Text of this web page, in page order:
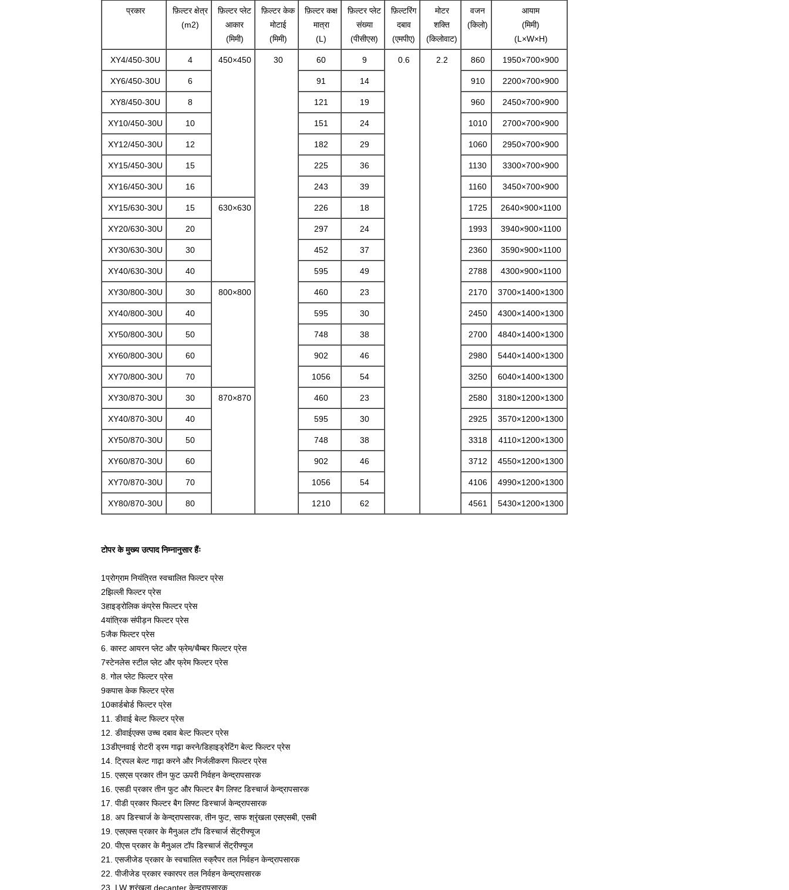
प्रकार
फ़िल्टर क्षेत्र
(m2)
फ़िल्टर प्लेट
आकार
(मिमी)
फ़िल्टर केक
मोटाई
(मिमी)
फ़िल्टर कक्ष
मात्रा
(L)
फ़िल्टर प्लेट
संख्या
(पीसीएस)
फ़िल्टरिंग
दबाव
(एमपीए)
मोटर
शक्ति
(किलोवाट)
वजन
(किलो)
आयाम
(मिमी)
(L×W×H)
XY4/450-30U 4 450×450 30 60 9 0.6 2.2 860 1950×700×900
XY6/450-30U 6 91 14 910 2200×700×900
XY8/450-30U 8 121 19 960 2450×700×900
XY10/450-30U 10 151 24 1010 2700×700×900
XY12/450-30U 12 182 29 1060 2950×700×900
XY15/450-30U 15 225 36 1130 3300×700×900
XY16/450-30U 16 243 39 1160 3450×700×900
XY15/630-30U 15 630×630 226 18 1725 2640×900×1100
XY20/630-30U 20 297 24 1993 3940×900×1100
XY30/630-30U 30 452 37 2360 3590×900×1100
XY40/630-30U 40 595 49 2788 4300×900×1100
XY30/800-30U 30 800×800 460 23 2170 3700×1400×1300
XY40/800-30U 40 595 30 2450 4300×1400×1300
XY50/800-30U 50 748 38 2700 4840×1400×1300
XY60/800-30U 60 902 46 2980 5440×1400×1300
XY70/800-30U 70 1056 54 3250 6040×1400×1300
XY30/870-30U 30 870×870 460 23 2580 3180×1200×1300
XY40/870-30U 40 595 30 2925 3570×1200×1300
XY50/870-30U 50 748 38 3318 4110×1200×1300
XY60/870-30U 60 902 46 3712 4550×1200×1300
XY70/870-30U 70 1056 54 4106 4990×1200×1300
XY80/870-30U 80 1210 62 4561 5430×1200×1300
टोपर के मुख्य उत्पाद निम्नानुसार हैंः
1प्रोग्राम नियंत्रित स्वचालित फिल्टर प्रेस
2झिल्ली फिल्टर प्रेस
3हाइड्रोलिक कंप्रेस फिल्टर प्रेस
4यांत्रिक संपीड़न फिल्टर प्रेस
5जैक फिल्टर प्रेस
6. कास्ट आयरन प्लेट और फ्रेम/चैम्बर फिल्टर प्रेस
7स्टेनलेस स्टील प्लेट और फ्रेम फिल्टर प्रेस
8. गोल प्लेट फिल्टर प्रेस
9कपास केक फिल्टर प्रेस
10कार्डबोर्ड फिल्टर प्रेस
11. डीवाई बेल्ट फिल्टर प्रेस
12. डीवाईएक्स उच्च दबाव बेल्ट फिल्टर प्रेस
13डीएनवाई रोटरी ड्रम गाढ़ा करने/डिहाइड्रेटिंग बेल्ट फिल्टर प्रेस
14. ट्रिपल बेल्ट गाढ़ा करने और निर्जलीकरण फिल्टर प्रेस
15. एसएस प्रकार तीन फुट ऊपरी निर्वहन केन्द्रापसारक
16. एसडी प्रकार तीन फुट और फिल्टर बैग लिफ्ट डिस्चार्ज केन्द्रापसारक
17. पीडी प्रकार फिल्टर बैग लिफ्ट डिस्चार्ज केन्द्रापसारक
18. अप डिस्चार्ज के केन्द्रापसारक, तीन फुट, साफ श्रृंखला एसएसबी, एसबी
19. एसएक्स प्रकार के मैनुअल टॉप डिस्चार्ज सेंट्रीफ्यूज
20. पीएस प्रकार के मैनुअल टॉप डिस्चार्ज सेंट्रीफ्यूज
21. एसजीजेड प्रकार के स्वचालित स्क्रैपर तल निर्वहन केन्द्रापसारक
22. पीजीजेड प्रकार स्कारपर तल निर्वहन केन्द्रापसारक
23. LW श्रृंखला decanter केन्द्रापसारक